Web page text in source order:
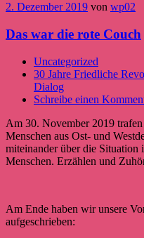
2. Dezember 2019 von wp02
Das war die rote Couch
Uncategorized
30 Jahre Friedliche
Dialog
Schreibe einen
Am 30. November 2019
Menschen aus Ost- und
miteinander über die
Menschen. Erzählen und
Am Ende haben wir unsere
aufgeschrieben: